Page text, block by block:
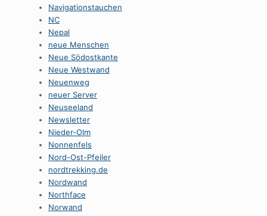
Navigationstauchen
NC
Nepal
neue Menschen
Neue Södostkante
Neue Westwand
Neuenweg
neuer Server
Neuseeland
Newsletter
Nieder-Olm
Nonnenfels
Nord-Ost-Pfeiler
nordtrekking.de
Nordwand
Northface
Norwand